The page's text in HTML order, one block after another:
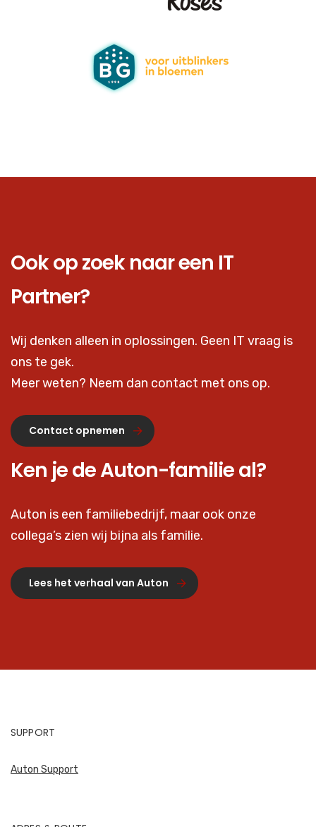
Ook op zoek naar een IT
Partner?
Wij denken alleen in oplossingen. Geen IT vraag is
ons te gek.
Meer weten? Neem dan contact met ons op.
Contact opnemen
Ken je de Auton-familie al?
Auton is een familiebedrijf, maar ook onze
collega’s zien wij bijna als familie.
Lees het verhaal van Auton
SUPPORT
Auton Support